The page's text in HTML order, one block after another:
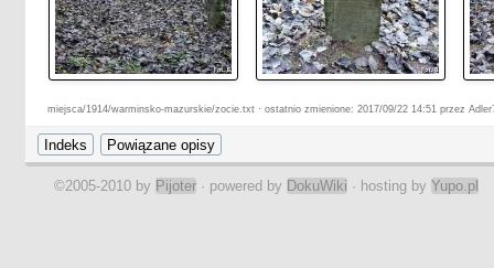
miejsca/1914/warminsko-mazurskie/zocie.txt · ostatnio zmienione: 2017/09/22 14:51 przez
©2005-2010 by Pijoter · powered by DokuWiki · hosting by Yupo.pl